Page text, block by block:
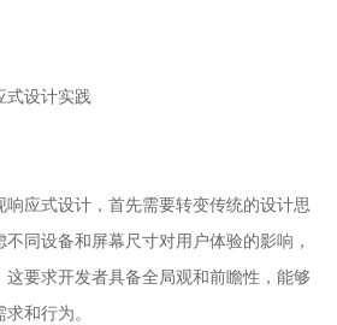
式设计实践
应式设计，首先需要转变传统的设计思
同设备和屏幕尺寸对用户体验的影响，
这要求开发者具备全局观和前瞻性，能够
和行为。